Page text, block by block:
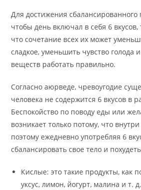
Для достижения
чтобы день включал в себя 6 вкусов,
что сочетание всех их может
сладкое, уменьшить чувство голода
веществ работать правильно.
Согласно аюрведе, чревоугодие
человека не содержится 6 вкусов в
Беспокойство по поводу еды или
возникает только потому, что
поэтому ежедневно употребляя 6
сбалансировать свое тело и
Кислые: это такие продукты, как
уксус, лимон, йогурт, малина и т. д.